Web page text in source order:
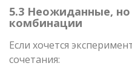
5.3 Неожиданные,
комбинации
Если хочется
сочетания: